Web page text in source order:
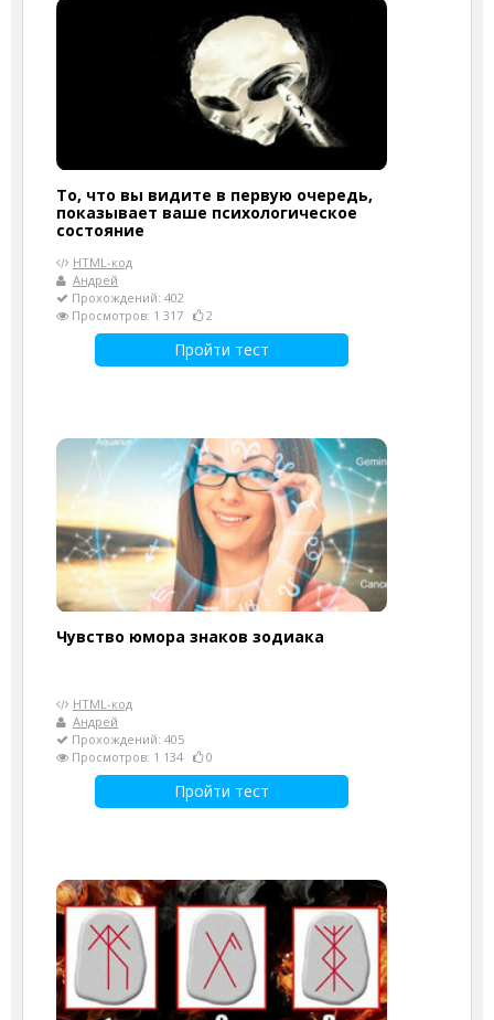
То, что вы видите в первую очередь,
показывает ваше психологическое
состояние
HTML-код
Андрей
Прохождений: 402
Просмотров: 1 317
2
Пройти тест
Чувство юмора знаков зодиака
HTML-код
Андрей
Прохождений: 405
Просмотров: 1 134
0
Пройти тест